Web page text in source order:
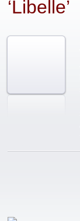
‘Libelle’